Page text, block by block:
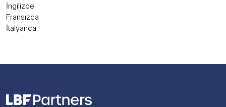
İngilizce
Fransızca
İtalyanca